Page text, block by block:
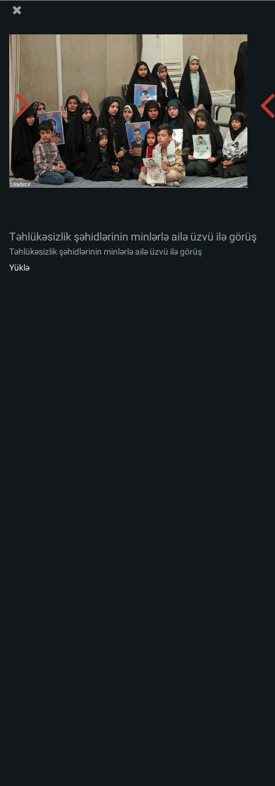
Təhlükəsizlik şəhidlərinin minlərlə ailə üzvü ilə görüş
Albomu yüklə: zip
Təhlükəsizlik şəhidlərinin minlərlə ailə üzvü ilə görüş
Təhlükəsizlik şəhidlərinin minlərlə ailə üzvü ilə görüş
Yüklə